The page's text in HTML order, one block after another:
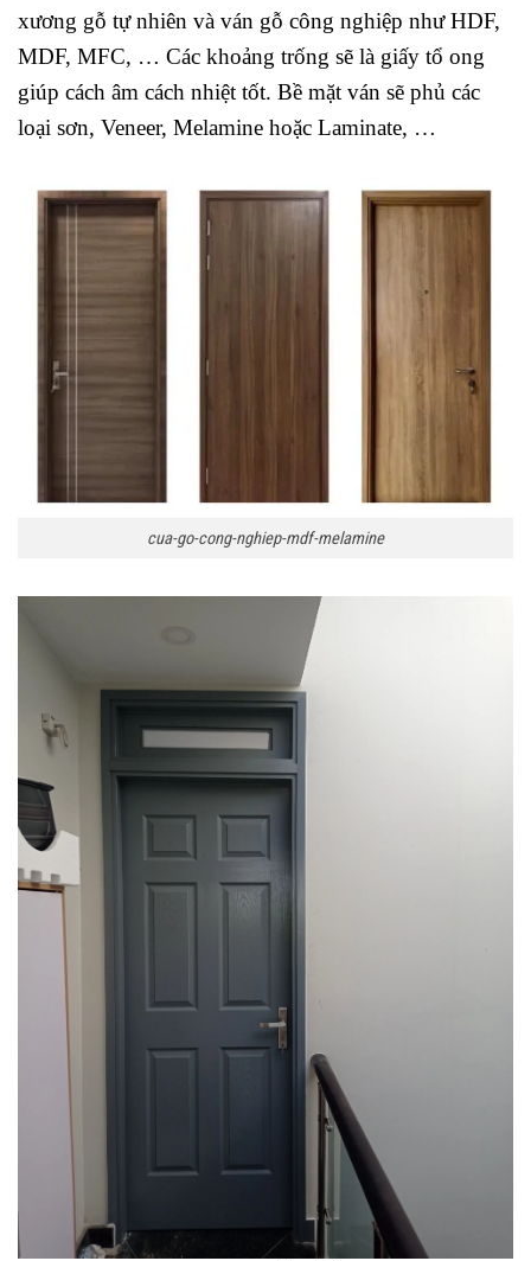
xương gỗ tự nhiên và ván gỗ công nghiệp như HDF,
MDF, MFC, … Các khoảng trống sẽ là giấy tổ ong
giúp cách âm cách nhiệt tốt. Bề mặt ván sẽ phủ các
loại sơn, Veneer, Melamine hoặc Laminate, …
cua-go-cong-nghiep-mdf-melamine